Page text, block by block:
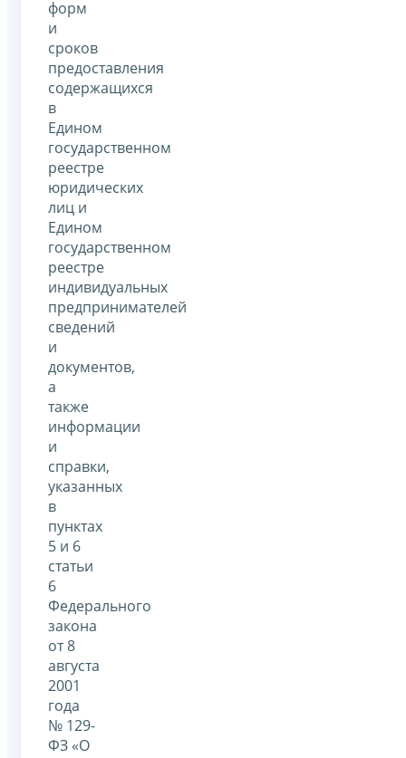
форм
и
сроков
предоставления
содержащихся
в
Едином
государственном
реестре
юридических
лиц и
Едином
государственном
реестре
индивидуальных
предпринимателей
сведений
и
документов,
а
также
информации
и
справки,
указанных
в
пунктах
5 и 6
статьи
6
Федерального
закона
от 8
августа
2001
года
№ 129-
ФЗ «О